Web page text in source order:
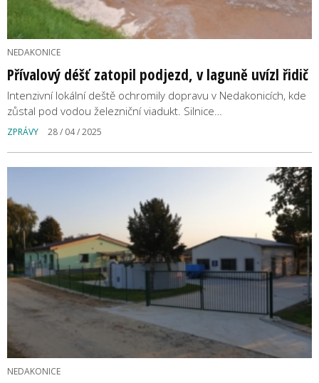
NEDAKONICE
Přívalový déšť zatopil podjezd, v laguně uvízl řidič
Intenzivní lokální deště ochromily dopravu v Nedakonicích, kde
zůstal pod vodou železniční viadukt. Silnice…
ZPRÁVY 28 / 04 / 2025
NEDAKONICE